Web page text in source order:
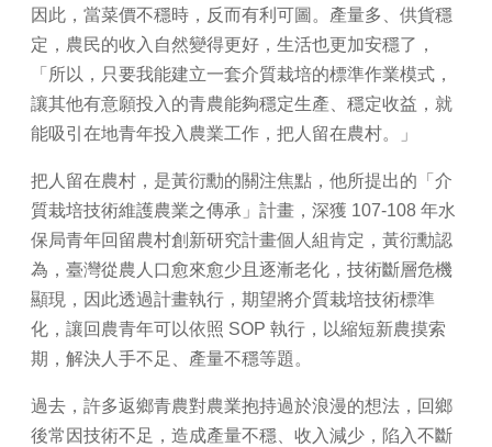
因此，當菜價不穩時，反而有利可圖。產量多、供貨穩
定，農民的收入自然變得更好，生活也更加安穩了，
「所以，只要我能建立一套介質栽培的標準作業模式，
讓其他有意願投入的青農能夠穩定生產、穩定收益，就
能吸引在地青年投入農業工作，把人留在農村。」
把人留在農村，是黃衍勳的關注焦點，他所提出的「介
質栽培技術維護農業之傳承」計畫，深獲 107-108 年水
保局青年回留農村創新研究計畫個人組肯定，黃衍勳認
為，臺灣從農人口愈來愈少且逐漸老化，技術斷層危機
顯現，因此透過計畫執行，期望將介質栽培技術標準
化，讓回農青年可以依照 SOP 執行，以縮短新農摸索
期，解決人手不足、產量不穩等題。
過去，許多返鄉青農對農業抱持過於浪漫的想法，回鄉
後常因技術不足，造成產量不穩、收入減少，陷入不斷